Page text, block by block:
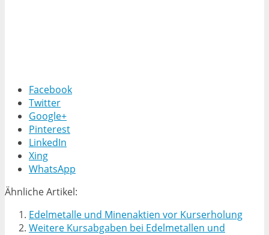
Facebook
Twitter
Google+
Pinterest
LinkedIn
Xing
WhatsApp
Ähnliche Artikel:
Edelmetalle und Minenaktien vor Kurserholung
Weitere Kursabgaben bei Edelmetallen und